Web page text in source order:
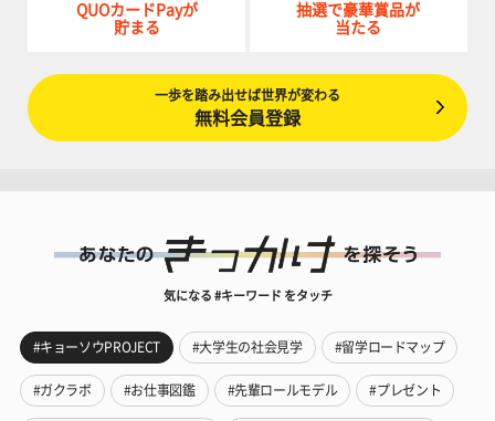
QUOカードPayが
貯まる
抽選で豪華賞品が
当たる
一歩を踏み出せば世界が変わる
無料会員登録
気になる #キーワード をタッチ
#キョーソウPROJECT #大学生の社会見学 #留学ロードマップ
#ガクラボ #お仕事図鑑 #先輩ロールモデル #プレゼント